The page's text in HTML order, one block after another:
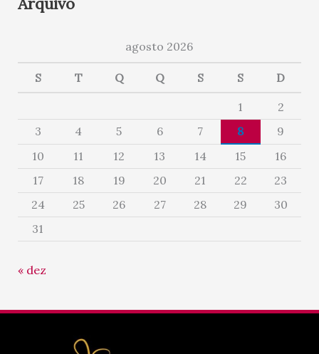
agosto 2026
S T Q Q S S D
1
2
3
4 5 6 7 8
9
10
11 12 13 14 15
16
17
18 19 20 21 22
23
24
25 26 27 28 29
30
31
« dez